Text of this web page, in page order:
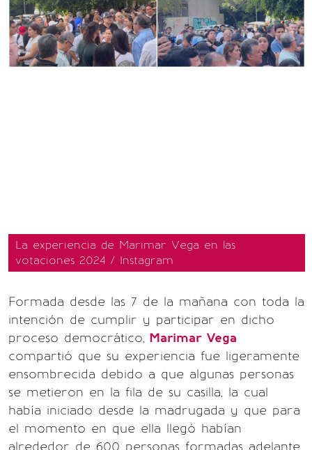
La experiencia de Marimar Vega en las
votaciones 2024 / Instagram
Formada desde las 7 de la mañana con toda la
intención de cumplir y participar en dicho
proceso democrático, Marimar Vega
compartió que su experiencia fue ligeramente
ensombrecida debido a que algunas personas
se metieron en la fila de su casilla, la cual
había iniciado desde la madrugada y que para
el momento en que ella llegó habían
alrededor de 600 personas formadas adelante